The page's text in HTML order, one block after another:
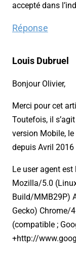
accepté dans
Réponse
Louis Dubruel
Bonjour Olivier,
Merci pour cet
Toutefois, il
version Mobile,
depuis Avril 2016
Le user agent est
Mozilla/5.0
Build/MMB29P)
Gecko) Chrome/
(compatible ;
+http://